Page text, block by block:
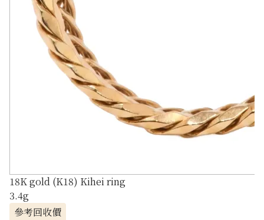
18K gold (K18) Kihei ring
3.4g
參考回收價